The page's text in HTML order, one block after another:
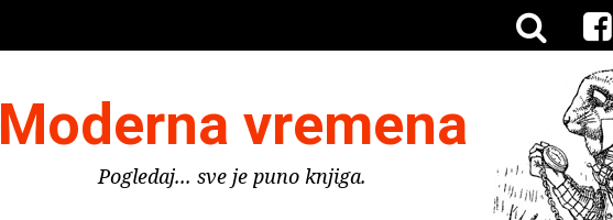
Moderna vremena
Pogledaj... sve je puno knjiga.